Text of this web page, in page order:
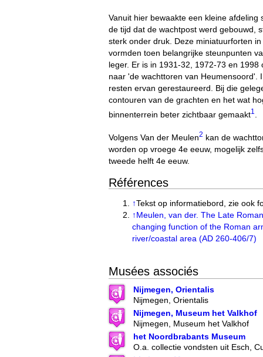
Vanuit hier bewaakte een kleine afdeling
de tijd dat de wachtpost werd gebouwd,
sterk onder druk. Deze miniatuurforten
vormden toen belangrijke steunpunten
leger. Er is in 1931-32, 1972-73 en 1998
naar 'de wachttoren van Heumensoord'.
resten ervan gerestaureerd. Bij die
contouren van de grachten en het wat
binnenterrein beter zichtbaar gemaakt1
Volgens Van der Meulen2 kan de
worden op vroege 4e eeuw, mogelijk
tweede helft 4e eeuw.
Références
↑Tekst op informatiebord, zie ook
↑Meulen, van der. The Late
changing function of the Roman
river/coastal area (AD 260-406/7)
Musées associés
Nijmegen, Orientalis
Nijmegen, Orientalis
Nijmegen, Museum het Valkhof
Nijmegen, Museum het Valkhof
het Noordbrabants Museum
O.a. collectie vondsten uit Esch,